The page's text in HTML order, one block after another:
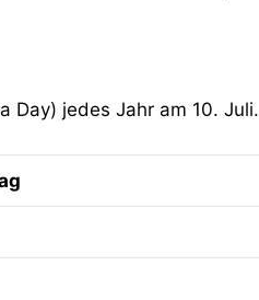
Day) jedes Jahr am 10. Juli.